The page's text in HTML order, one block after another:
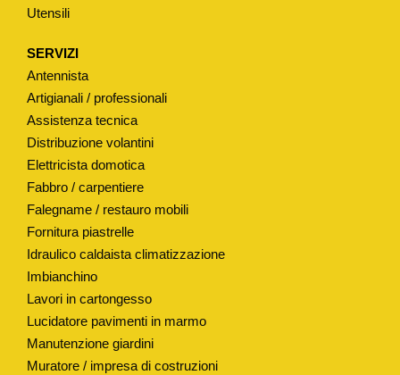
O
C
S
A
L
H
M
M
q
Utensili
SERVIZI
Antennista
Artigianali / professionali
Assistenza tecnica
Distribuzione volantini
Elettricista domotica
Fabbro / carpentiere
Falegname / restauro mobili
Fornitura piastrelle
Idraulico caldaista climatizzazione
Imbianchino
Lavori in cartongesso
Lucidatore pavimenti in marmo
Manutenzione giardini
Muratore / impresa di costruzioni